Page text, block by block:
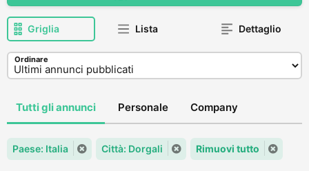
Griglia Lista Dettaglio
Ordinare
Tutti gli annunci Personale Company
Paese: Italia Città: Dorgali Rimuovi tutto